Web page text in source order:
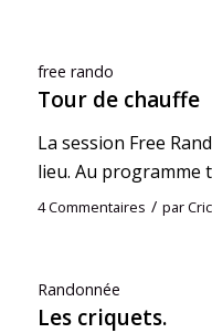
free rando
Tour de chauffe
La session Free
lieu. Au programme
4 Commentaires / parCric
Randonnée
Les criquets.